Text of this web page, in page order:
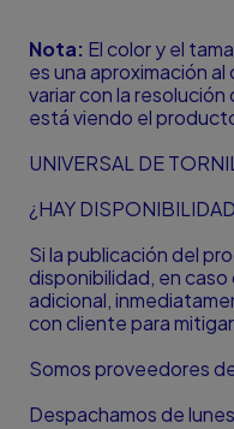
Nota: El color y el
es una aproximación
variar con la
está viendo el
UNIVERSAL DE
¿HAY
Si la publicación del
disponibilidad, en
adicional,
con cliente para
Somos proveedores
Despachamos de